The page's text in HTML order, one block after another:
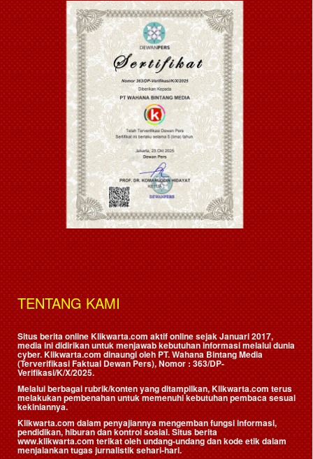
TENTANG KAMI
Situs berita online Klikwarta.com aktif online sejak Januari 2017,
media ini didirikan untuk menjawab kebutuhan informasi melalui dunia
cyber. Klikwarta.com dinaungi oleh PT. Wahana Bintang Media
(Terverifikasi Faktual Dewan Pers), Nomor : 363/DP-
Verifikasi/K/X/2025.
Melalui berbagai rubrik/konten yang ditampilkan, Klikwarta.com terus
melakukan pembenahan untuk memenuhi kebutuhan pembaca sesuai
kekiniannya.
Klikwarta.com dalam penyajiannya mengemban fungsi informasi,
pendidikan, hiburan dan kontrol sosial. Situs berita
www.klikwarta.com terikat oleh undang-undang dan kode etik dalam
menjalankan tugas jurnalistik sehari-hari.